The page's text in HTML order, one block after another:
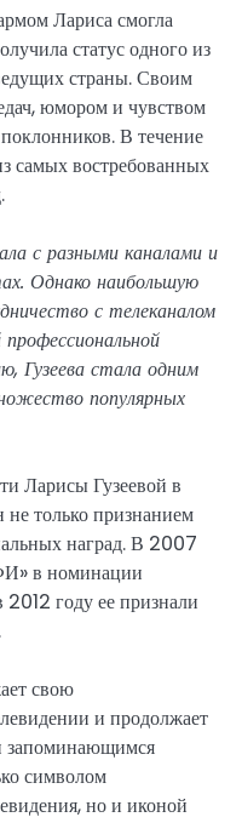
Лариса смогла
статус одного из
страны. Своим
юмором и чувством
В течение
самых востребованных
с разными каналами и
Однако наибольшую
с телеканалом
Гузеева стала одним
популярных
Ларисы Гузеевой в
только признанием
наград. В 2007
в номинации
году ее признали
свою
и продолжает
запоминающимся
символом
но и иконой